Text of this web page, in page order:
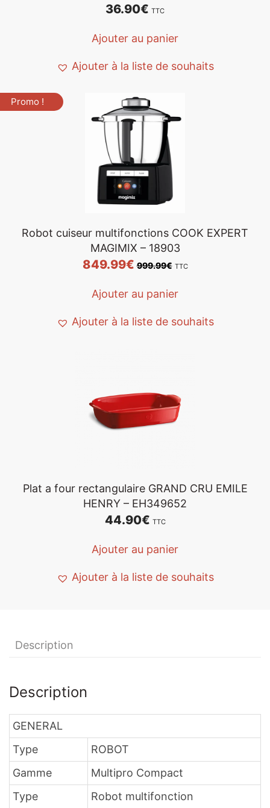
36.90€ TTC
Ajouter au panier
Ajouter à la liste de souhaits
Robot cuiseur multifonctions COOK EXPERT
MAGIMIX – 18903
849.99€ 999.99€ TTC
Ajouter au panier
Ajouter à la liste de souhaits
Promo !
Plat a four rectangulaire GRAND CRU EMILE
HENRY – EH349652
44.90€ TTC
Ajouter au panier
Ajouter à la liste de souhaits
Description
Description
GENERAL
Type
ROBOT
Gamme
Multipro Compact
Type
Robot multifonction